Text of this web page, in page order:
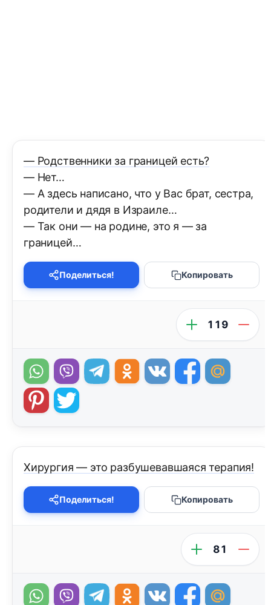
— Родственники за границей есть?
— Нет…
— А здесь написано, что у Вас брат, сестра,
родители и дядя в Израиле…
— Так они — на родине, это я — за
границей…
Поделиться! Копировать
119
Хирургия — это разбушевавшаяся терапия!
Поделиться! Копировать
81